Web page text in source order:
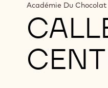
Académie Du